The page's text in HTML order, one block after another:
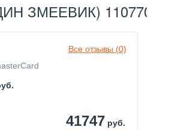
ЗМЕЕВИК) 110770101
Все отзывы (0)
41747 руб.